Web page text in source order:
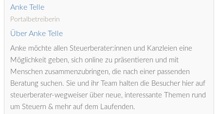
Anke Telle
Portalbetreiberin
Über Anke Telle
Anke möchte allen Steuerberater:innen und Kanzleien eine
Möglichkeit geben, sich online zu präsentieren und mit
Menschen zusammenzubringen, die nach einer passenden
Beratung suchen. Sie und ihr Team halten die Besucher hier auf
steuerberater-wegweiser über neue, interessante Themen rund
um Steuern & mehr auf dem Laufenden.